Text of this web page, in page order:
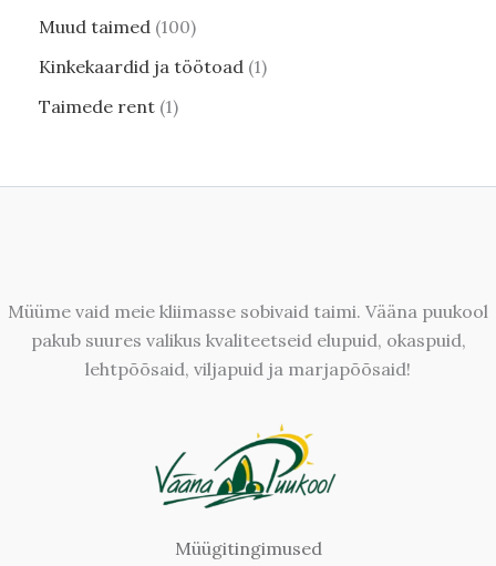
Muud taimed 100
Kinkekaardid ja töötoad 1
Taimede rent 1
Müüme vaid meie kliimasse sobivaid taimi. Vääna puukool
pakub suures valikus kvaliteetseid elupuid, okaspuid,
lehtpõõsaid, viljapuid ja marjapõõsaid!
Müügitingimused